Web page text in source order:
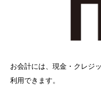
お会計には、現金・クレジ
利用できます。